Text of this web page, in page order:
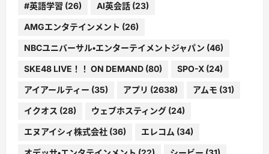
#英語学習 (26) AI英会話 (23)
AMGエンタテインメント (26)
NBCユニバーサル・エンターテイメントジャパン (46)
SKE48 LIVE！！ ON DEMAND (80) SPO-X (24)
アイアールティー (35) アプリ (2638) アムモ (31)
イクオス (28) ウェブホスティング (24)
エヌアイシィ株式会社 (36) エレコム (34)